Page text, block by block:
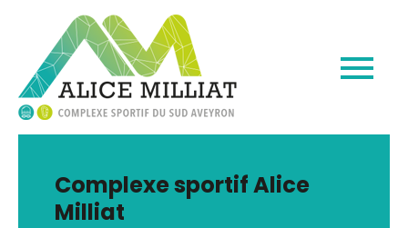
Complexe sportif Alice
Milliat